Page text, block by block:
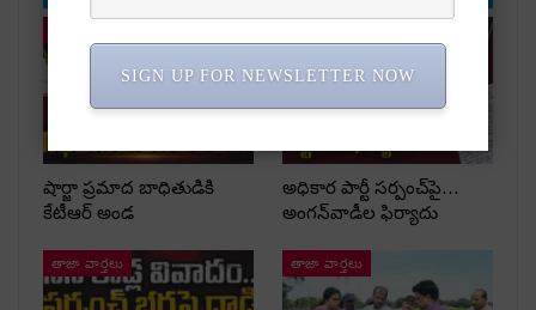
షార్జా ప్రమాద బాధితుడికి
కేటీఆర్ అండ
అధికార పార్టీ స‌ర్పంచ్‌పై…
అంగ‌న్‌వాడీల ఫిర్యాదు
తాజా వార్తలు తాజా వార్తలు
SIGN UP FOR NEWSLETTER NOW